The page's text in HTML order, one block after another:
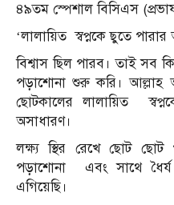
৪৯তম স্পেশাল বিসিএস
‘লালায়িত স্বপ্নকে ছুতে
বিশ্বাস ছিল পারব। তাই সব
পড়াশোনা শুরু করি। আল্লাহ
ছোটকালের লালায়িত
অসাধারণ।
লক্ষ্য স্থির রেখে ছোট ছোট
পড়াশোনা এবং সাথে
এগিয়েছি।